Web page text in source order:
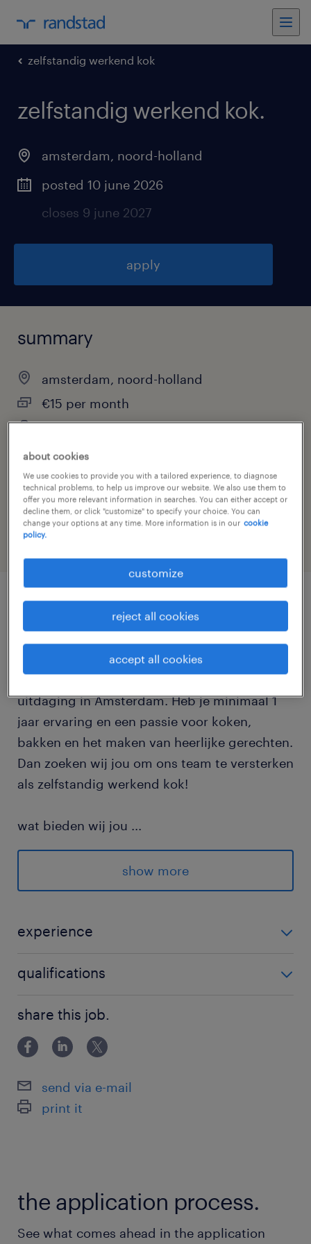
zelfstandig werkend kok
zelfstandig werkend kok.
amsterdam, noord-holland
posted 10 june 2026
closes 9 june 2027
apply
summary
amsterdam, noord-holland
€15 per month
permanent
job category
other
Ben je een gepassioneerde zelfstandig
werkend kok, klaar voor een nieuwe culinaire
uitdaging in Amsterdam. Heb je minimaal 1
jaar ervaring en een passie voor koken,
bakken en het maken van heerlijke gerechten.
Dan zoeken wij jou om ons team te versterken
als zelfstandig werkend kok!
wat bieden wij jou ...
Salaris € 14,99 - € 15,21 per uur o.b.v
Tijdelijk met uitzicht op vast
Werken in een hecht en leuke team
Amsterdam, reiskostenvergoeding 0,23
Als zelfstandig werkend kok breng je jouw
passie voor eten, koken en bakken mee naar
Je hebt minimaal 1 jaar ervaring als
zelfstandig werkend kok.
show more
experience
qualifications
share this job.
send via e-mail
print it
the application process.
See what comes ahead in the application
about cookies
We use cookies to provide you with a tailored experience, to diagnose
technical problems, to help us improve our website. We also use them to
offer you more relevant information in searches. You can either accept or
decline them, or click "customize" to specify your choice. You can
change your options at any time. More information is in our cookie
policy.
customize
reject all cookies
accept all cookies